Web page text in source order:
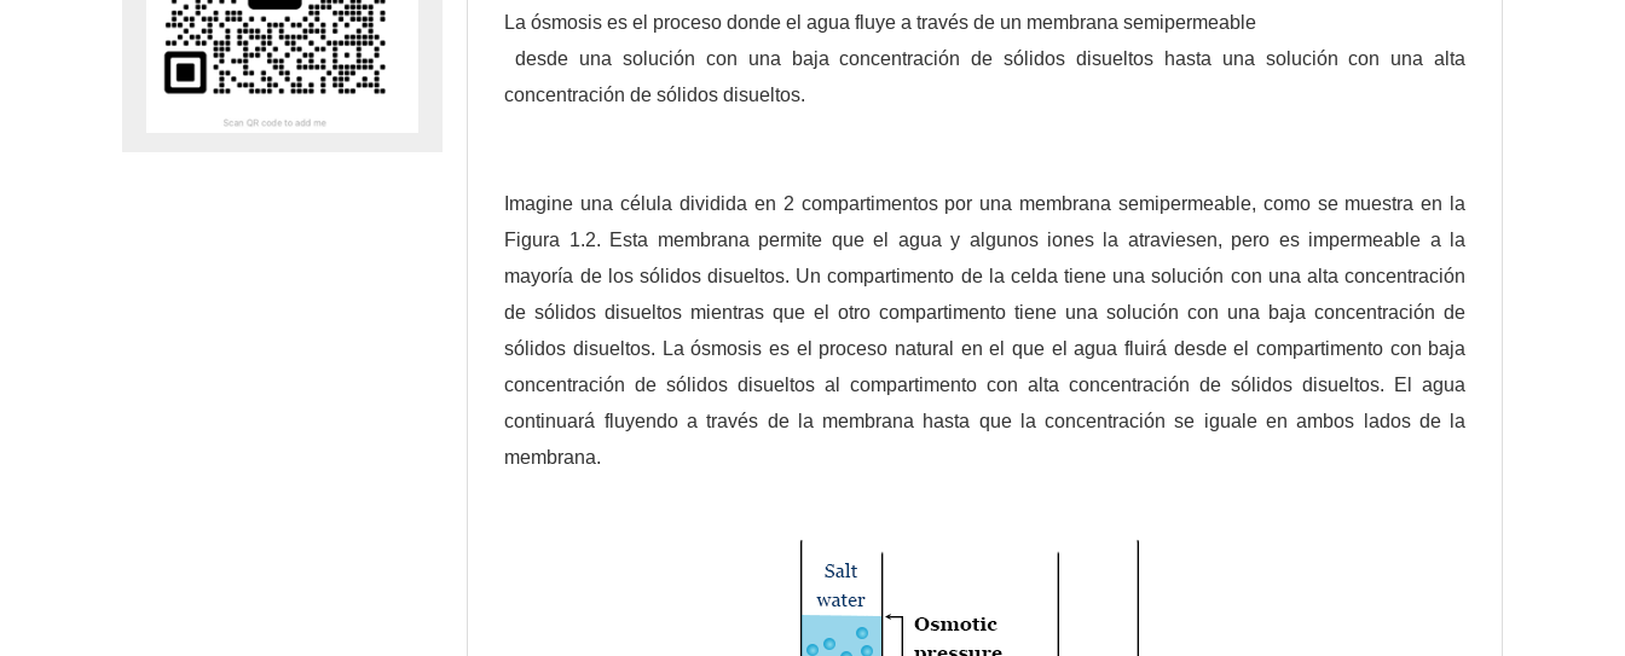
La ósmosis es el proceso donde el agua fluye a través de un membrana semipermeable
desde una solución con una baja concentración de sólidos disueltos hasta una solución con una alta
concentración de sólidos disueltos.
Imagine una célula dividida en 2 compartimentos por una membrana semipermeable, como se muestra en la
Figura 1.2. Esta membrana permite que el agua y algunos iones la atraviesen, pero es impermeable a la
mayoría de los sólidos disueltos. Un compartimento de la celda tiene una solución con una alta concentración
de sólidos disueltos mientras que el otro compartimento tiene una solución con una baja concentración de
sólidos disueltos. La ósmosis es el proceso natural en el que el agua fluirá desde el compartimento con baja
concentración de sólidos disueltos al compartimento con alta concentración de sólidos disueltos. El agua
continuará fluyendo a través de la membrana hasta que la concentración se iguale en ambos lados de la
membrana.